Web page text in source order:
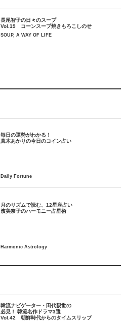
長尾智子の日々のスープ
Vol.19 コーンスープ焼きもろこしのせ
SOUP, A WAY OF LIFE
毎日の運勢がわかる！
月のリズムで読む、12星座占い
韓流ナビゲーター・田代親世の
必見！ 韓流名作ドラマ3選
Vol.42 朝鮮時代からのタイムスリップ